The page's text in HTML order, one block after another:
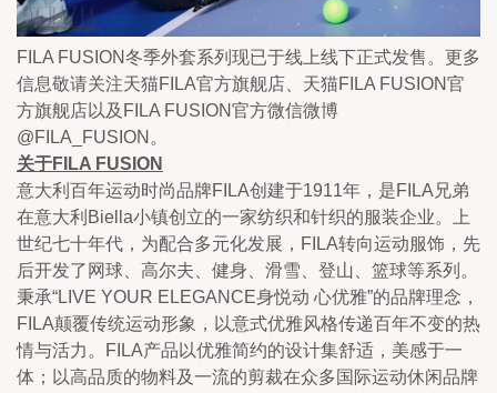
FILA FUSION冬季外套系列现已于线上线下正式发售。更多
信息敬请关注天猫FILA官方旗舰店、天猫FILA FUSION官
方旗舰店以及FILA FUSION官方微信微博
@FILA_FUSION。
关于FILA FUSION
意大利百年运动时尚品牌FILA创建于1911年，是FILA兄弟
在意大利Biella小镇创立的一家纺织和针织的服装企业。上
世纪七十年代，为配合多元化发展，FILA转向运动服饰，先
后开发了网球、高尔夫、健身、滑雪、登山、篮球等系列。
秉承“LIVE YOUR ELEGANCE身悦动 心优雅”的品牌理念，
FILA颠覆传统运动形象，以意式优雅风格传递百年不变的热
情与活力。FILA产品以优雅简约的设计集舒适，美感于一
体；以高品质的物料及一流的剪裁在众多国际运动休闲品牌